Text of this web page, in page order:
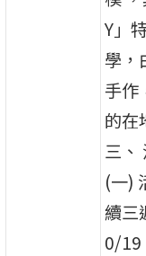
Y」
學，
手作
的在
三、
(一)
續
0/19